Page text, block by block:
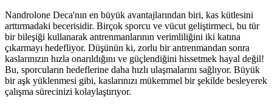
Nandrolone Deca'nın en büyük avantajlarından biri, kas kütlesini
arttırmadaki becerisidir. Birçok sporcu ve vücut geliştirmeci, bu tür
bir bileşiği kullanarak antrenmanlarının verimliliğini iki katına
çıkarmayı hedefliyor. Düşünün ki, zorlu bir antrenmandan sonra
kaslarınızın hızla onarıldığını ve güçlendiğini hissetmek hayal değil!
Bu, sporcuların hedeflerine daha hızlı ulaşmalarını sağlıyor. Büyük
bir aşk yüklenmesi gibi, kaslarınızı mükemmel bir şekilde besleyerek
çalışma sürecinizi kolaylaştırıyor.